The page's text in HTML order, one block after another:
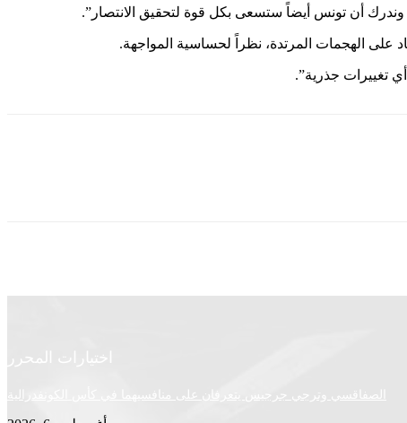
وندرك أن تونس أيضاً ستسعى بكل قوة لتحقيق الانتصار”.
الهجمات المرتدة، نظراً لحساسية المواجهة.
تغييرات جذرية”.
اختيارات المحرر
الصفاقسي وترجي جرجيس يتعرفان على منافسيهما في كأس الكونفدرالية